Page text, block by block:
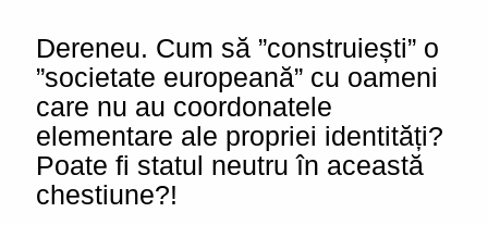
Dereneu. Cum să ”construiești” o
”societate europeană” cu oameni
care nu au coordonatele
elementare ale propriei identități?
Poate fi statul neutru în această
chestiune?!